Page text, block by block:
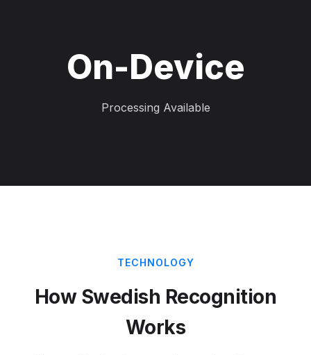
On-Device
Processing Available
TECHNOLOGY
How Swedish Recognition
Works